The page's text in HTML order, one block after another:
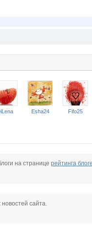
Esha24 Fifo25
на странице рейтинга
новостей сайта.